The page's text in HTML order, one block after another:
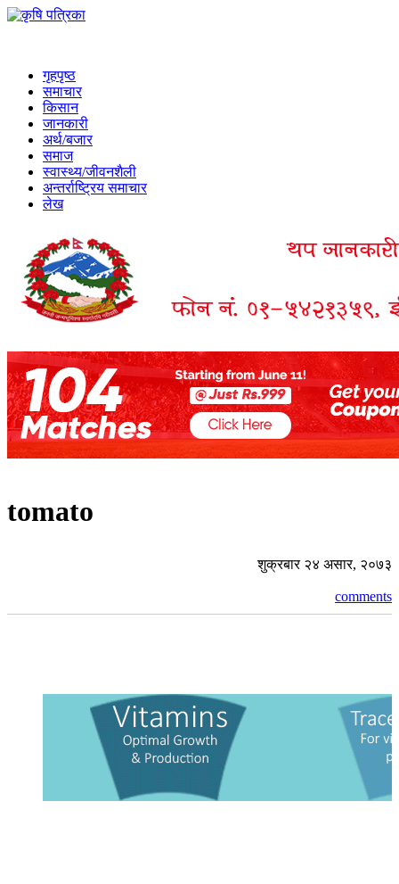
गृहपृष्ठ
समाचार
किसान
जानकारी
अर्थ/बजार
समाज
स्वास्थ्य/जीवनशैली
अन्तर्राष्ट्रिय समाचार
लेख
tomato
शुक्रबार २४ असार, २०७३
comments